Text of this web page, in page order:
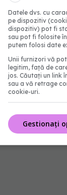
fost luată
niciun
decizia de
în
privire la
că la
și
Datele dvs. cu
pe dispozitiv
dispozitiv) pot fi
sau pot fi folosite
putem folosi date
Unii furnizori vă
legitim, față de
jos. Căutați un link
sau a vă retrage
cookie-uri.
Gestionați